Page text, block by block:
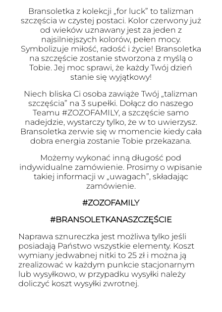
Bransoletka z kolekcji „for luck” to talizman
szczęścia w czystej postaci. Kolor czerwony już
od wieków uznawany jest za jeden z
najsilniejszych kolorów, pełen mocy.
Symbolizuje miłość, radość i życie! Bransoletka
na szczęście zostanie stworzona z myślą o
Tobie. Jej moc sprawi, że każdy Twój dzień
stanie się wyjątkowy!
Niech bliska Ci osoba zawiąże Twój „talizman
szczęścia” na 3 supełki. Dołącz do naszego
Teamu #ZOZOFAMILY, a szczęście samo
nadejdzie, wystarczy tylko, że w to uwierzysz.
Bransoletka zerwie się w momencie kiedy cała
dobra energia zostanie Tobie przekazana.
Możemy wykonać inną długość pod
indywidualne zamówienie. Prosimy o wpisanie
takiej informacji w „uwagach”, składając
zamówienie.
#ZOZOFAMILY
#BRANSOLETKANASZCZĘŚCIE
Naprawa sznureczka jest możliwa tylko jeśli
posiadają Państwo wszystkie elementy. Koszt
wymiany jedwabnej nitki to 25 zł i można ją
zrealizować w każdym punkcie stacjonarnym
lub wysyłkowo, w przypadku wysyłki należy
doliczyć koszt wysyłki zwrotnej.